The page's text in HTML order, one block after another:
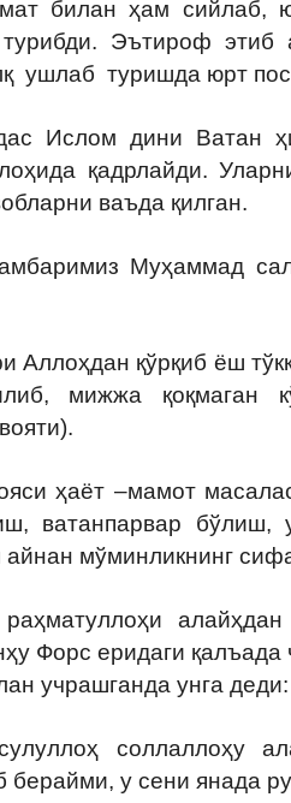
билан ҳам сийлаб,
Эътироф этиб
ушлаб туришда юрт
дини Ватан
қадрлайди.
ваъда қилган.
Муҳаммад
қўрқиб ёш
мижжа қоқмаган
ҳаёт –мамот
ватанпарвар бўлиш,
мўминликнинг
алайҳдан
Форс еридаги
учрашганда унга деди:
соллаллоҳу
берайми, у сени янада